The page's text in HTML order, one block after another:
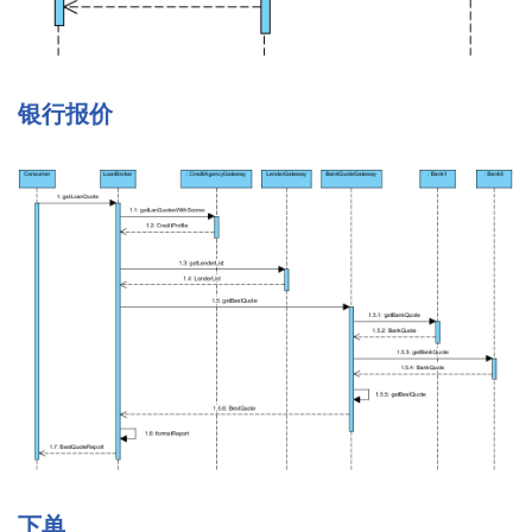
银行报价
下单